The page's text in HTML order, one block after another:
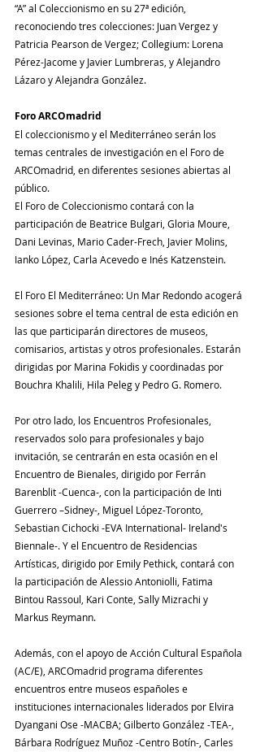
“A” al Coleccionismo en su 27ª edición,
reconociendo tres colecciones: Juan Vergez y
Patricia Pearson de Vergez; Collegium: Lorena
Pérez-Jacome y Javier Lumbreras, y Alejandro
Lázaro y Alejandra González.
Foro ARCOmadrid
El coleccionismo y el Mediterráneo serán los
temas centrales de investigación en el Foro de
ARCOmadrid, en diferentes sesiones abiertas al
público.
El Foro de Coleccionismo contará con la
participación de Beatrice Bulgari, Gloria Moure,
Dani Levinas, Mario Cader-Frech, Javier Molins,
Ianko López, Carla Acevedo e Inés Katzenstein.
El Foro El Mediterráneo: Un Mar Redondo acogerá
sesiones sobre el tema central de esta edición en
las que participarán directores de museos,
comisarios, artistas y otros profesionales. Estarán
dirigidas por Marina Fokidis y coordinadas por
Bouchra Khalili, Hila Peleg y Pedro G. Romero.
Por otro lado, los Encuentros Profesionales,
reservados solo para profesionales y bajo
invitación, se centrarán en esta ocasión en el
Encuentro de Bienales, dirigido por Ferrán
Barenblit -Cuenca-, con la participación de Inti
Guerrero –Sidney-, Miguel López-Toronto,
Sebastian Cichocki -EVA International- Ireland's
Biennale-. Y el Encuentro de Residencias
Artísticas, dirigido por Emily Pethick, contará con
la participación de Alessio Antoniolli, Fatima
Bintou Rassoul, Kari Conte, Sally Mizrachi y
Markus Reymann.
Además, con el apoyo de Acción Cultural Española
(AC/E), ARCOmadrid programa diferentes
encuentros entre museos españoles e
instituciones internacionales liderados por Elvira
Dyangani Ose -MACBA; Gilberto González -TEA-,
Bárbara Rodríguez Muñoz -Centro Botín-, Carles